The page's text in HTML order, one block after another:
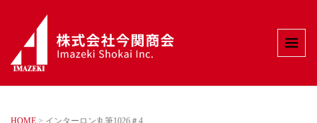
HOME > インターロン丸筆1026＃4